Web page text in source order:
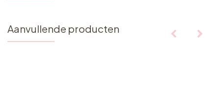
Aanvullende producten